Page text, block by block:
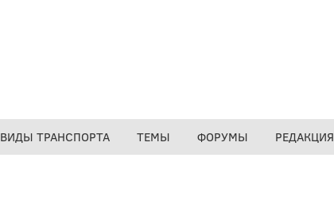
ВИДЫ ТРАНСПОРТА ТЕМЫ ФОРУМЫ РЕДАКЦИЯ